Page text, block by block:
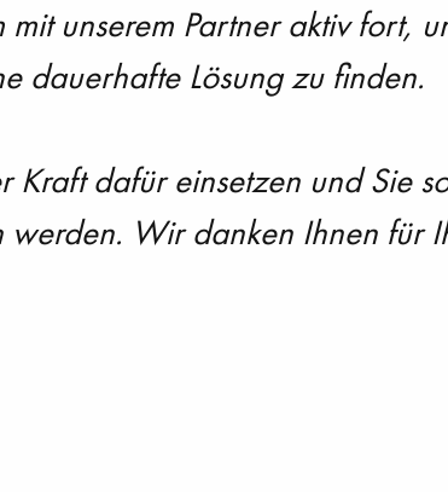
unserem Partner aktiv fort,
dauerhafte Lösung zu finden.
Kraft dafür einsetzen und Sie
werden. Wir danken Ihnen für